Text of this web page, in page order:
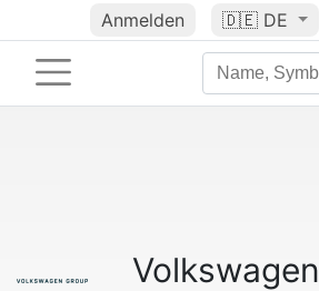
Anmelden 🇩🇪 DE
Volkswagen